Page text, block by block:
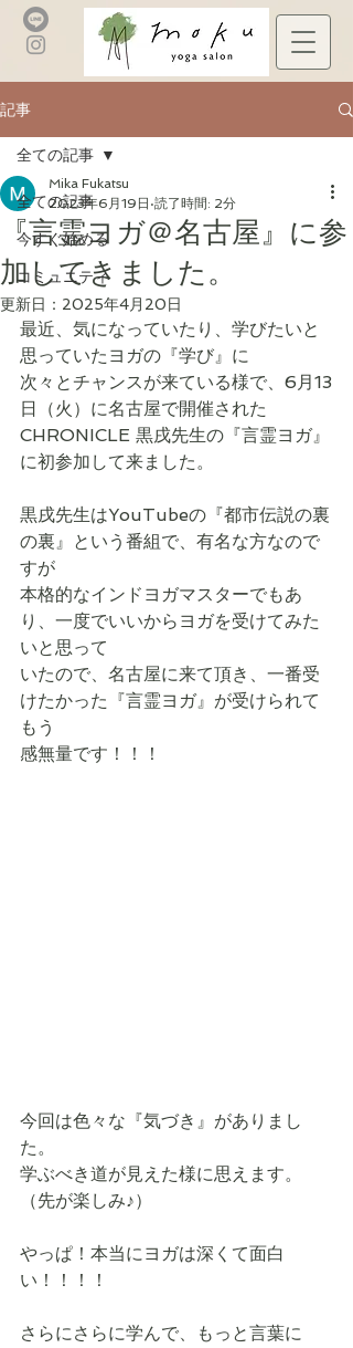
記事
全ての記事
今すぐ始める
コミュニティ
全ての記事
『言霊ヨガ＠名古屋』に参
加してきました。
Mika Fukatsu
2023年6月19日 読了時間: 2分
更新日： 2025年4月20日
最近、気になっていたり、学びたいと
思っていたヨガの『学び』に
次々とチャンスが来ている様で、6月13
日（火）に名古屋で開催された
CHRONICLE 黒戌先生の『言霊ヨガ』
に初参加して来ました。
黒戌先生はYouTubeの『都市伝説の裏
の裏』という番組で、有名な方なので
すが
本格的なインドヨガマスターでもあ
り、一度でいいからヨガを受けてみた
いと思って
いたので、名古屋に来て頂き、一番受
けたかった『言霊ヨガ』が受けられて
もう
感無量です！！！
今回は色々な『気づき』がありまし
た。
学ぶべき道が見えた様に思えます。
（先が楽しみ♪）
やっぱ！本当にヨガは深くて面白
い！！！！
さらにさらに学んで、もっと言葉に